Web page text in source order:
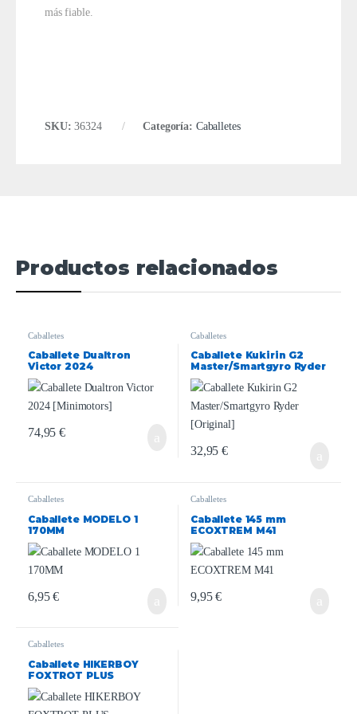
más fiable.
SKU:36324 Categoría: Caballetes
Productos relacionados
Caballetes
Caballete Dualtron
Victor 2024
[Minimotors]
74,95€
Caballetes
Caballete Kukirin G2
Master/Smartgyro Ryder
[Original]
32,95€
Caballetes
Caballete MODELO 1
170MM
6,95€
Caballetes
Caballete 145 mm
ECOXTREM M41
9,95€
Caballetes
Caballete HIKERBOY
FOXTROT PLUS